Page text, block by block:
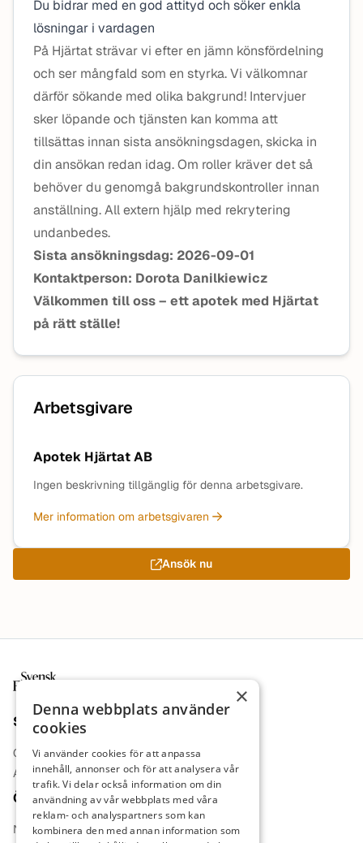
Du bidrar med en god attityd och söker enkla
lösningar i vardagen
På Hjärtat strävar vi efter en jämn könsfördelning
och ser mångfald som en styrka. Vi välkomnar
därför sökande med olika bakgrund! Intervjuer
sker löpande och tjänsten kan komma att
tillsättas innan sista ansökningsdagen, skicka in
din ansökan redan idag. Om roller kräver det så
behöver du genomgå bakgrundskontroller innan
anställning. All extern hjälp med rekrytering
undanbedes.
Sista ansökningsdag: 2026-09-01
Kontaktperson: Dorota Danilkiewicz
Välkommen till oss – ett apotek med Hjärtat
på rätt ställe!
Arbetsgivare
Apotek Hjärtat AB
Ingen beskrivning tillgänglig för denna arbetsgivare.
Mer information om arbetsgivaren
Ansök nu
Sajt
Om oss
Annonsera
Övrigt
Nyheter
×
Denna webbplats använder
cookies
Vi använder cookies för att anpassa
innehåll, annonser och för att analysera vår
trafik. Vi delar också information om din
användning av vår webbplats med våra
reklam- och analyspartners som kan
kombinera den med annan information som